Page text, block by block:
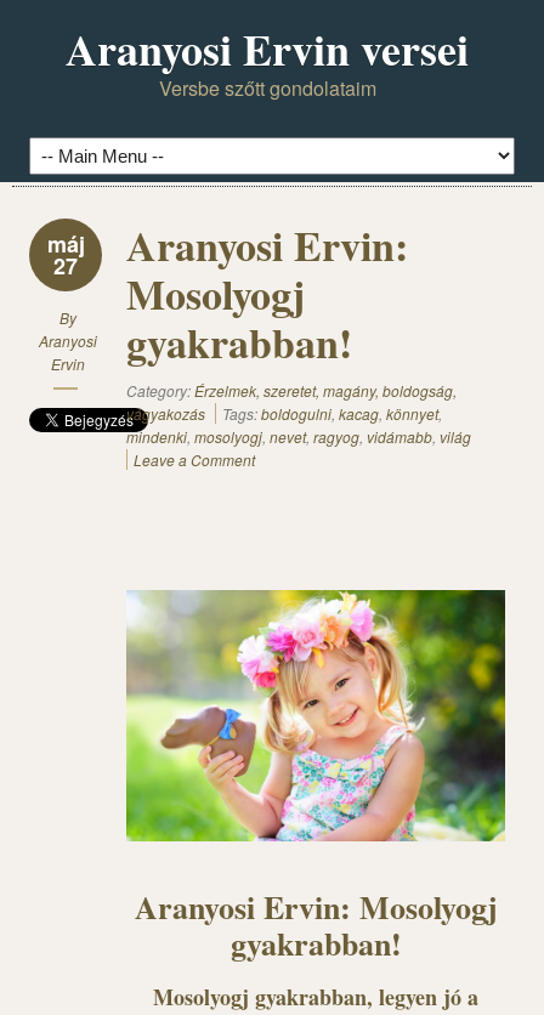
Aranyosi Ervin versei
Versbe szőtt gondolataim
máj
27
By
Aranyosi
Ervin
Aranyosi Ervin:
Mosolyogj
gyakrabban!
Category:Érzelmek, szeretet, magány, boldogság,
vágyakozás
Tags:boldogulni, kacag, könnyet,
mindenki, mosolyogj, nevet, ragyog, vidámabb, világ
Leave a Comment
Aranyosi Ervin: Mosolyogj
gyakrabban!
Mosolyogj gyakrabban, legyen jó a